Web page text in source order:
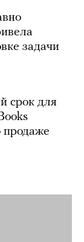
задачи
срок для
продаже